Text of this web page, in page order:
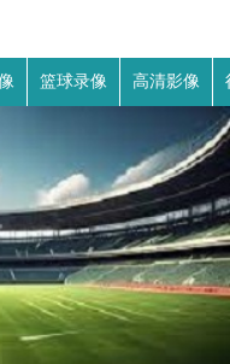
篮球录像 高清影像